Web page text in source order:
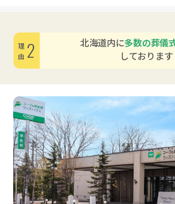
北海道内に多数の葬儀
しております
理由2